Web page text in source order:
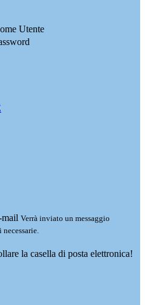
Utente
Verrà inviato un messaggio
la casella di posta elettronica!